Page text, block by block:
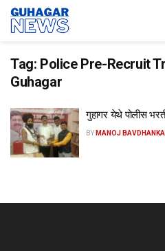
Tag: Police Pre-Recruit
Guhagar
गुहागर येथे पोलीस
BY MANOJ